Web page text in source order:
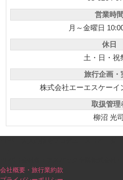
営業時間
月～金曜日
休日
土・日・祝
旅行企画・
株式会社エーエスケーイ
取扱管理
柳沼 光司
会社概要・旅行業約款